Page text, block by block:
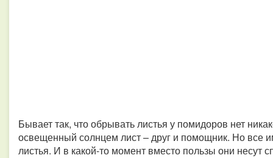
Бывает так, что обрывать листья у помидоров нет
освещенный солнцем лист – друг и помощник. Но все
листья. И в какой-то момент вместо пользы они несут